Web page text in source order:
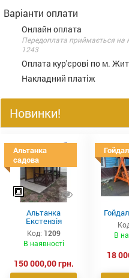
Варіанти оплати
Онлайн оплата
Передоплата приймається на
1243
Оплата кур'єрові по м.
Накладний платіж
Новинки!
Альтанка
садова
Альтанка
Екстензія
Код: 1209
В наявності
150 000,00 грн.
В
18